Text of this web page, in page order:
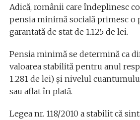
Adică, românii care îndeplinesc
pensia minimă socială primesc o
garantată de stat de 1.125 de lei.
Pensia minimă se determină ca
valoarea stabilită pentru anul
1.281 de lei) și nivelul
sau aflat în plată.
Legea nr. 118/2010 a stabilit că